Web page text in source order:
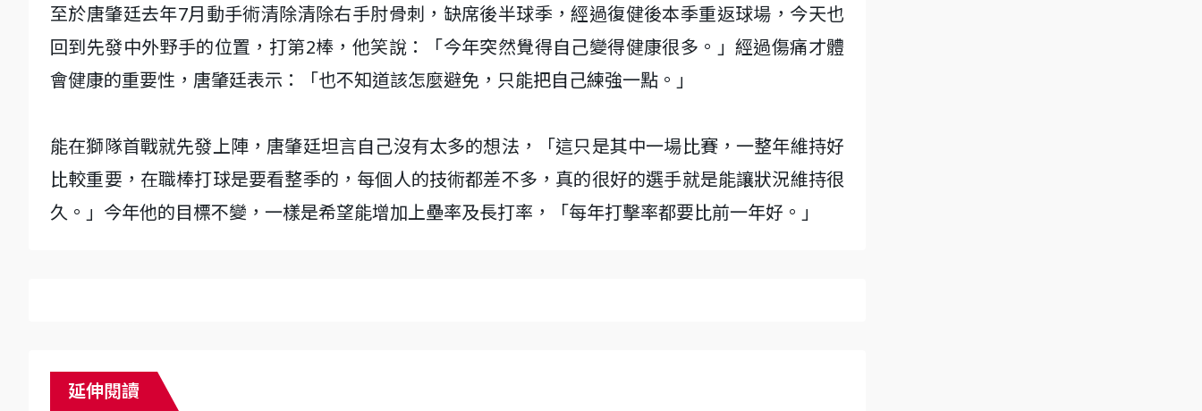
至於唐肇廷去年7月動手術清除清除右手肘骨刺，缺席後半球季，經過復健後本季重返球場，今天也
回到先發中外野手的位置，打第2棒，他笑說：「今年突然覺得自己變得健康很多。」經過傷痛才體
會健康的重要性，唐肇廷表示：「也不知道該怎麼避免，只能把自己練強一點。」
能在獅隊首戰就先發上陣，唐肇廷坦言自己沒有太多的想法，「這只是其中一場比賽，一整年維持好
比較重要，在職棒打球是要看整季的，每個人的技術都差不多，真的很好的選手就是能讓狀況維持很
久。」今年他的目標不變，一樣是希望能增加上壘率及長打率，「每年打擊率都要比前一年好。」
延伸閱讀